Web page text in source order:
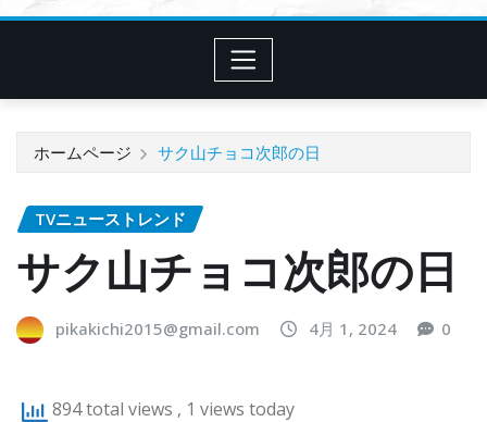
ホームページ サク山チョコ次郎の日
TVニューストレンド
サク山チョコ次郎の日
pikakichi2015@gmail.com 4月 1, 2024 0
894 total views , 1 views today